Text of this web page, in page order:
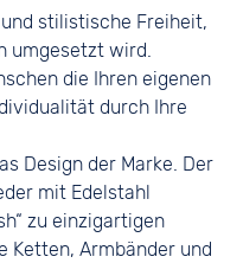
stilistische Freiheit,
umgesetzt wird.
die Ihren eigenen
durch Ihre
Design der Marke. Der
mit Edelstahl
zu einzigartigen
Ketten, Armbänder und